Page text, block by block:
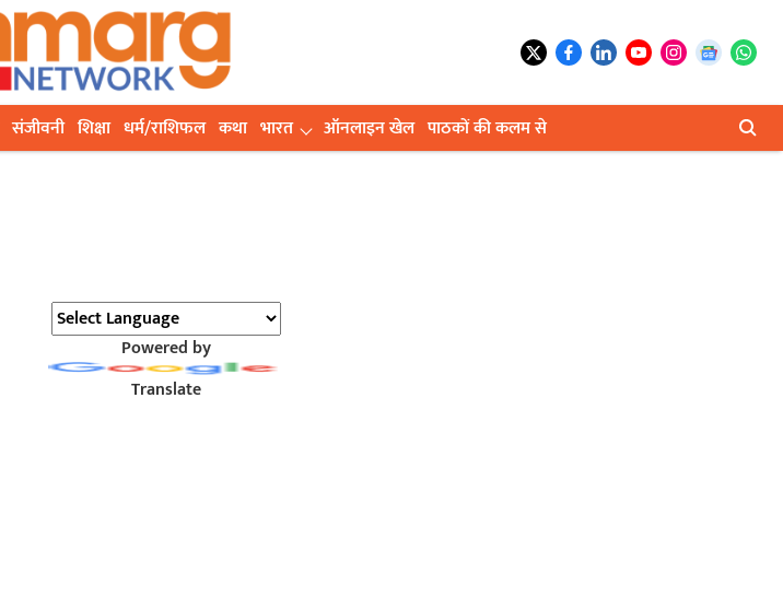
संजीवनी शिक्षा धर्म/राशिफल कथा भारत ऑनलाइन खेल पाठकों की कलम से
Powered by
Translate